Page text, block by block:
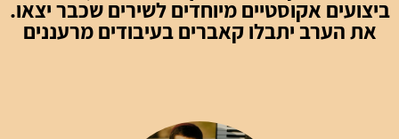
ביצועים אקוסטיים מיוחדים לשירים שכבר יצאו.
את הערב יתבלו קאברים בעיבודים מרעננים